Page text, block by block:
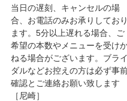
当日の遅刻、キャンセルの場
合、お電話のみお承りしており
ます。5分以上遅れる場合、ご
希望の本数やメニューを受け
ねる場合がございます。ブライ
ダルなどお控えの方は必ず事
確認とご連絡お願い致します
［尼崎］